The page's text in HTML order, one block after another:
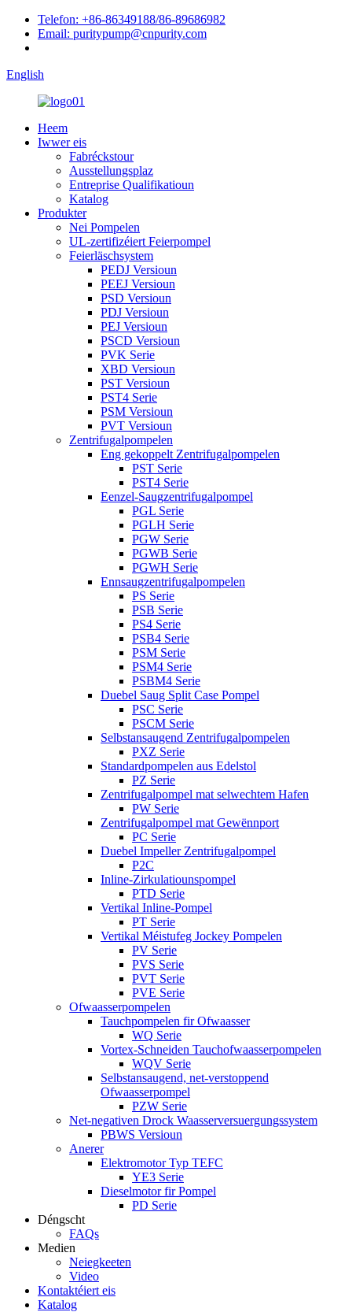
Telefon: +86-86349188/86-89686982
Email: puritypump@cnpurity.com
English
Heem
Iwwer eis
Fabréckstour
Ausstellungsplaz
Entreprise Qualifikatioun
Katalog
Produkter
Nei Pompelen
UL-zertifizéiert Feierpompel
Feierläschsystem
PEDJ Versioun
PEEJ Versioun
PSD Versioun
PDJ Versioun
PEJ Versioun
PSCD Versioun
PVK Serie
XBD Versioun
PST Versioun
PST4 Serie
PSM Versioun
PVT Versioun
Zentrifugalpompelen
Eng gekoppelt Zentrifugalpompelen
PST Serie
PST4 Serie
Eenzel-Saugzentrifugalpompel
PGL Serie
PGLH Serie
PGW Serie
PGWB Serie
PGWH Serie
Ennsaugzentrifugalpompelen
PS Serie
PSB Serie
PS4 Serie
PSB4 Serie
PSM Serie
PSM4 Serie
PSBM4 Serie
Duebel Saug Split Case Pompel
PSC Serie
PSCM Serie
Selbstansaugend Zentrifugalpompelen
PXZ Serie
Standardpompelen aus Edelstol
PZ Serie
Zentrifugalpompel mat selwechtem Hafen
PW Serie
Zentrifugalpompel mat Gewënnport
PC Serie
Duebel Impeller Zentrifugalpompel
P2C
Inline-Zirkulatiounspompel
PTD Serie
Vertikal Inline-Pompel
PT Serie
Vertikal Méistufeg Jockey Pompelen
PV Serie
PVS Serie
PVT Serie
PVE Serie
Ofwaasserpompelen
Tauchpompelen fir Ofwaasser
WQ Serie
Vortex-Schneiden Tauchofwaasserpompelen
WQV Serie
Selbstansaugend, net-verstoppend
Ofwaasserpompel
PZW Serie
Net-negativen Drock Waasserversuergungssystem
PBWS Versioun
Anerer
Elektromotor Typ TEFC
YE3 Serie
Dieselmotor fir Pompel
PD Serie
Déngscht
FAQs
Medien
Neiegkeeten
Video
Kontaktéiert eis
Katalog